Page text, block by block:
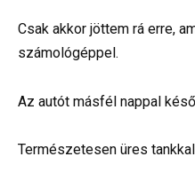
Csak akkor jöttem rá erre,
számológéppel.
Az autót másfél nappal
Természetesen üres